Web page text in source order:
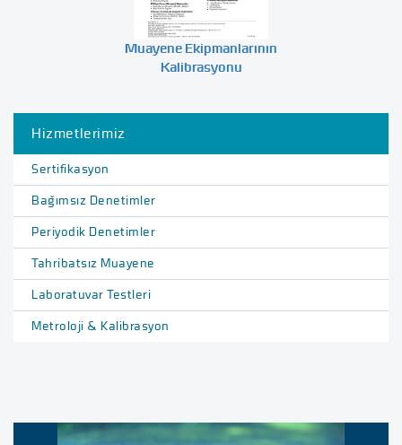
Muayene Ekipmanlarının
Kalibrasyonu
Hizmetlerimiz
Sertifikasyon
Bağımsız Denetimler
Periyodik Denetimler
Tahribatsız Muayene
Laboratuvar Testleri
Metroloji & Kalibrasyon